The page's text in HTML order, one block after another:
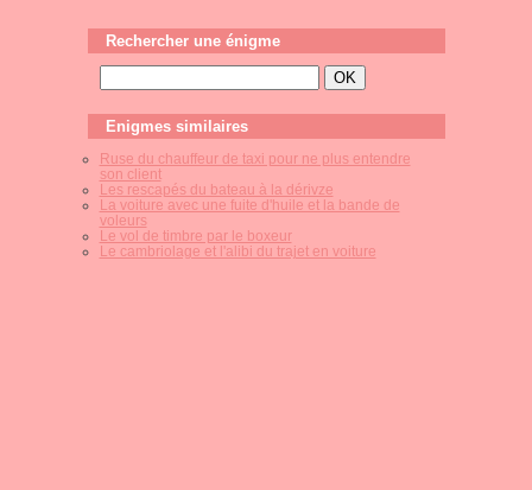
Rechercher une énigme
Enigmes similaires
Ruse du chauffeur de taxi pour ne plus entendre
son client
Les rescapés du bateau à la dérivze
La voiture avec une fuite d'huile et la bande de
voleurs
Le vol de timbre par le boxeur
Le cambriolage et l'alibi du trajet en voiture